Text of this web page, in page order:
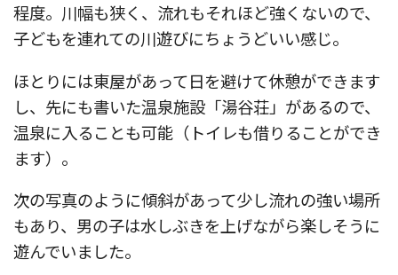
程度。川幅も狭く、流れもそれほど強くないので、
子どもを連れての川遊びにちょうどいい感じ。
ほとりには東屋があって日を避けて休憩ができます
し、先にも書いた温泉施設「湯谷荘」があるので、
温泉に入ることも可能（トイレも借りることができ
ます）。
次の写真のように傾斜があって少し流れの強い場所
もあり、男の子は水しぶきを上げながら楽しそうに
遊んでいました。